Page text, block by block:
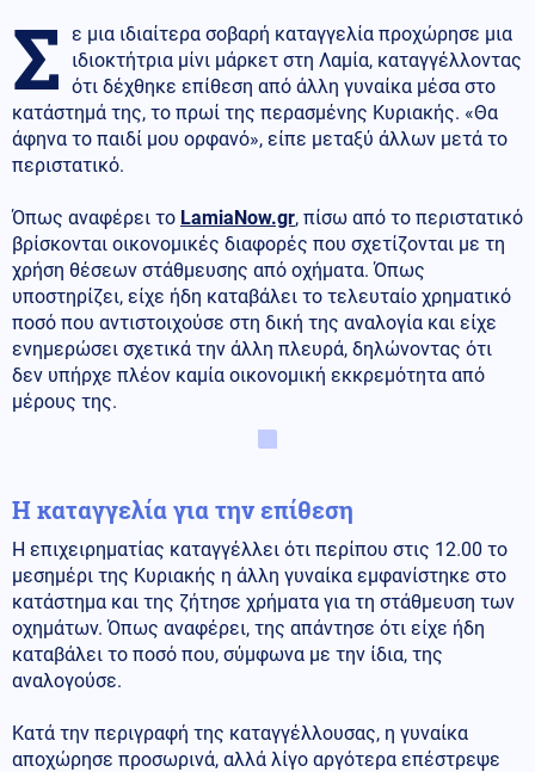
Σ ε μια ιδιαίτερα σοβαρή καταγγελία προχώρησε μια
ιδιοκτήτρια μίνι μάρκετ στη Λαμία, καταγγέλλοντας
ότι δέχθηκε επίθεση από άλλη γυναίκα μέσα στο
κατάστημά της, το πρωί της περασμένης Κυριακής. «Θα
άφηνα το παιδί μου ορφανό», είπε μεταξύ άλλων μετά το
περιστατικό.
Όπως αναφέρει το LamiaNow.gr, πίσω από το περιστατικό
βρίσκονται οικονομικές διαφορές που σχετίζονται με τη
χρήση θέσεων στάθμευσης από οχήματα. Όπως
υποστηρίζει, είχε ήδη καταβάλει το τελευταίο χρηματικό
ποσό που αντιστοιχούσε στη δική της αναλογία και είχε
ενημερώσει σχετικά την άλλη πλευρά, δηλώνοντας ότι
δεν υπήρχε πλέον καμία οικονομική εκκρεμότητα από
μέρους της.
Η καταγγελία για την επίθεση
Η επιχειρηματίας καταγγέλλει ότι περίπου στις 12.00 το
μεσημέρι της Κυριακής η άλλη γυναίκα εμφανίστηκε στο
κατάστημα και της ζήτησε χρήματα για τη στάθμευση των
οχημάτων. Όπως αναφέρει, της απάντησε ότι είχε ήδη
καταβάλει το ποσό που, σύμφωνα με την ίδια, της
αναλογούσε.
Κατά την περιγραφή της καταγγέλλουσας, η γυναίκα
αποχώρησε προσωρινά, αλλά λίγο αργότερα επέστρεψε